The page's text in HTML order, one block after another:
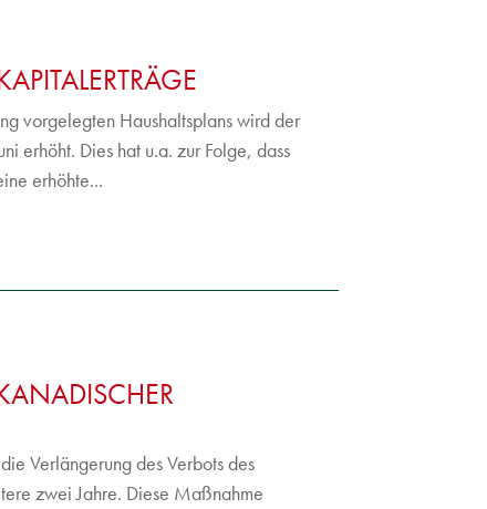
vorgelegten Haushaltsplans wird der
erhöht. Dies hat u.a. zur Folge, dass
erhöhte...
Verlängerung des Verbots des
zwei Jahre. Diese Maßnahme